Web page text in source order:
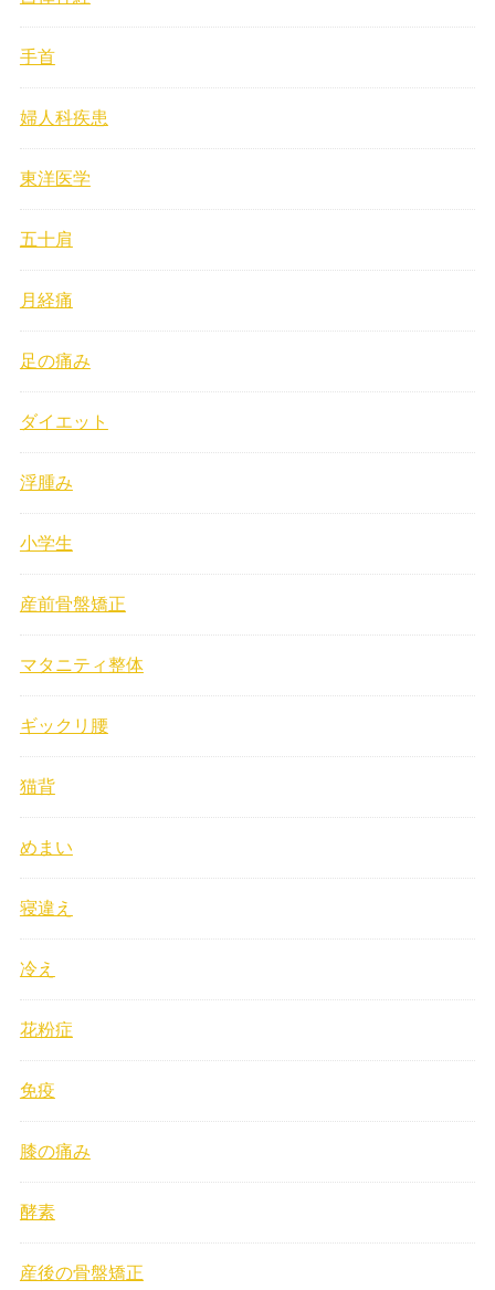
手首
婦人科疾患
東洋医学
五十肩
月経痛
足の痛み
ダイエット
浮腫み
小学生
産前骨盤矯正
マタニティ整体
ギックリ腰
猫背
めまい
寝違え
冷え
花粉症
免疫
膝の痛み
酵素
産後の骨盤矯正